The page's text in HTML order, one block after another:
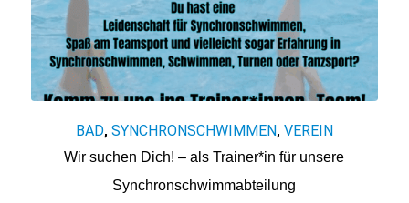
BAD, SYNCHRONSCHWIMMEN, VEREIN
Wir suchen Dich! – als Trainer*in für unsere
Synchronschwimmabteilung